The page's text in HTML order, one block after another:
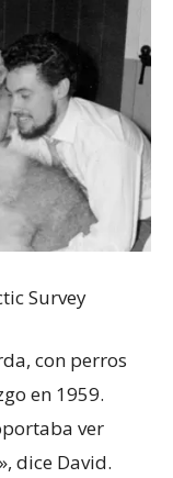
Survey
con perros
en 1959.
ver
dice David.